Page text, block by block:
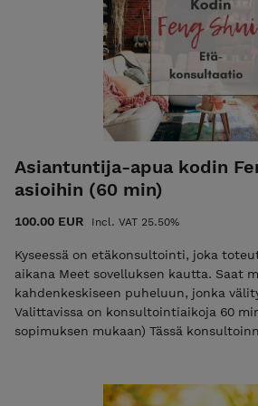
pilareita kutsutaan myös kohtalon
pysyvät muuttumattomana läpi
painopisteitä kartalla tulee iän mukana
vaikutuksista eri vuosina.
sen hetkistä 10 vuoden onnenpilaria ja
annan lyhyen katsauksen siitä miten
sinuun. Etätulkinnan lisäksi saat
Asiantuntija-apua kodin
asioihin (60 min)
100.00 EUR Incl. VAT 25.50%
Kyseessä on etäkonsultointi, joka
aikana Meet sovelluksen kautta. Saat
kahdenkeskiseen puheluun, jonka
Valittavissa on konsultointiaikoja 60
sopimuksen mukaan) Tässä konsultoinnissa saat
millaisia asioita niillä alueilla tulisi